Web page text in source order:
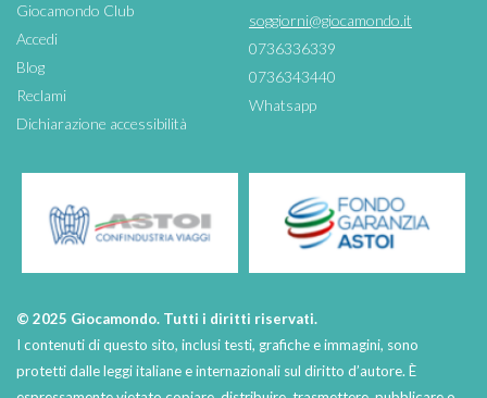
Giocamondo Club
Accedi
Blog
Reclami
Dichiarazione accessibilità
soggiorni@giocamondo.it
0736336339
0736343440
Whatsapp
© 2025 Giocamondo. Tutti i diritti riservati.
I contenuti di questo sito, inclusi testi, grafiche e immagini, sono
protetti dalle leggi italiane e internazionali sul diritto d’autore. È